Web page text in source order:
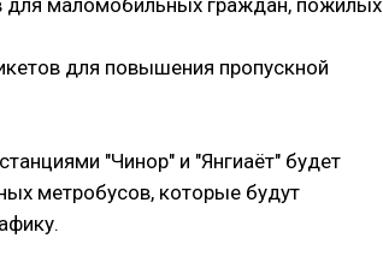
для маломобильных граждан, пожилых
для повышения пропускной
"Чинор" и "Янгиҳаёт" будет
метробусов, которые будут